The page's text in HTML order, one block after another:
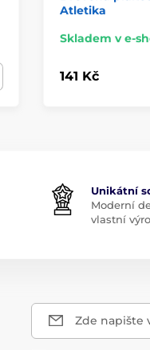
Atletika
Skladem v e-
141 Kč
Unikátní
Moderní
vlastní
Zde napište